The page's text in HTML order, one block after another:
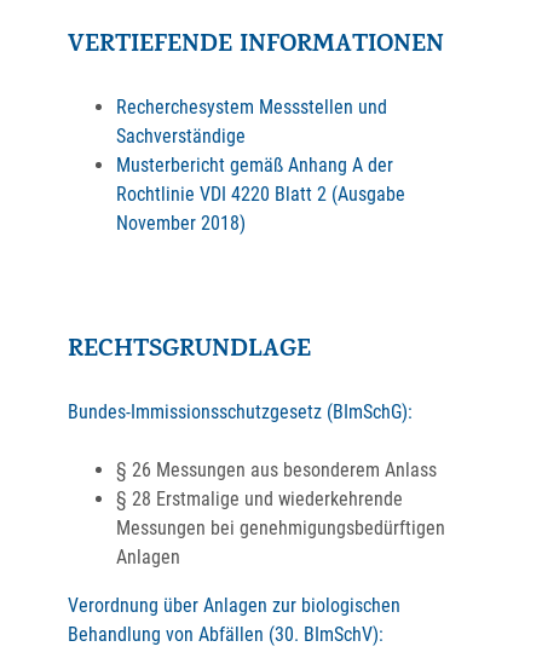
VERTIEFENDE INFORMATIONEN
Recherchesystem Messstellen und
Sachverständige
Musterbericht gemäß Anhang A der
Rochtlinie VDI 4220 Blatt 2 (Ausgabe
November 2018)
RECHTSGRUNDLAGE
Bundes-Immissionsschutzgesetz (BImSchG):
§ 26 Messungen aus besonderem Anlass
§ 28 Erstmalige und wiederkehrende
Messungen bei genehmigungsbedürftigen
Anlagen
Verordnung über Anlagen zur biologischen
Behandlung von Abfällen (30. BImSchV):